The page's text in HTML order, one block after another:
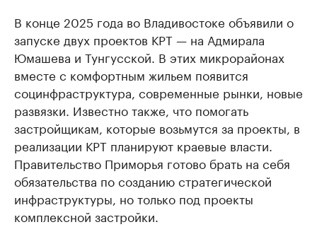
В конце 2025 года во Владивостоке объявили о
запуске двух проектов КРТ — на Адмирала
Юмашева и Тунгусской. В этих микрорайонах
вместе с комфортным жильем появится
социнфраструктура, современные рынки, новые
развязки. Известно также, что помогать
застройщикам, которые возьмутся за проекты, в
реализации КРТ планируют краевые власти.
Правительство Приморья готово брать на себя
обязательства по созданию стратегической
инфраструктуры, но только под проекты
комплексной застройки.